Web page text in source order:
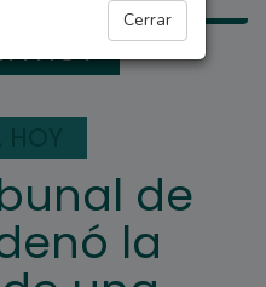
Cerrar
HOY
de
la